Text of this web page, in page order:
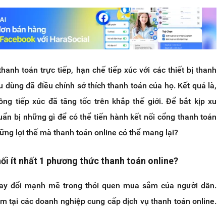
toán trực tiếp, hạn chế tiếp xúc với các thiết bị thanh
đã điều chỉnh sở thích thanh toán của họ. Kết quả là,
tiếp xúc đã tăng tốc trên khắp thế giới. Để bắt kịp xu
bị những gì để có thể tiến hành kết nối cổng thanh toán
lợi thế mà thanh toán online có thể mang lại?
ít nhất 1 phương thức thanh toán online?
đổi mạnh mẽ trong thói quen mua sắm của người dân.
tại các doanh nghiệp cung cấp dịch vụ thanh toán online.